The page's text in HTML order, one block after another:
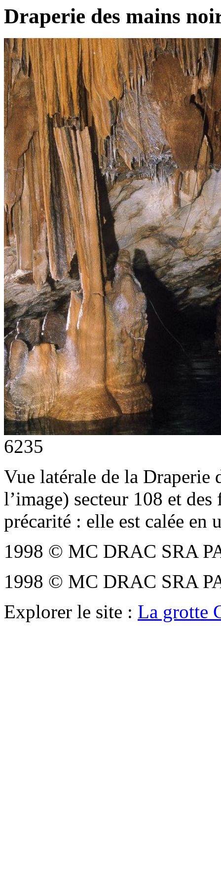
Draperie des mains
6235
Vue latérale de la Draperie
l’image) secteur 108 et
précarité : elle est calée en
1998 © MC DRAC SRA
1998 © MC DRAC SRA
Explorer le site : La grotte